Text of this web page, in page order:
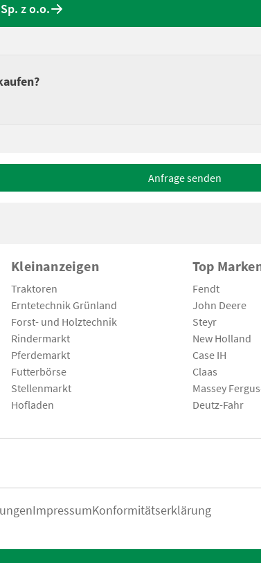
z o.o.
Anfrage senden
Kleinanzeigen
Traktoren
Erntetechnik Grünland
Forst- und Holztechnik
Rindermarkt
Pferdemarkt
Futterbörse
Stellenmarkt
Hofladen
Top
Fendt
John Deere
Steyr
New Holland
Case IH
Claas
Massey
Deutz-Fahr
ImpressumKonformitätserklärung